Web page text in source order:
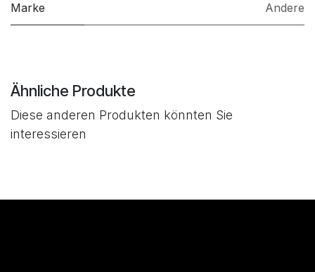
Marke Andere
Ähnliche Produkte
Diese anderen Produkten könnten Sie
interessieren